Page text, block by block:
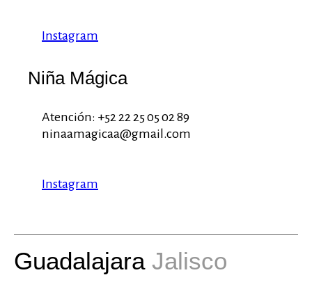
Instagram
Niña Mágica
Atención: +52 22 25 05 02 89
ninaamagicaa@gmail.com
Instagram
Guadalajara Jalisco